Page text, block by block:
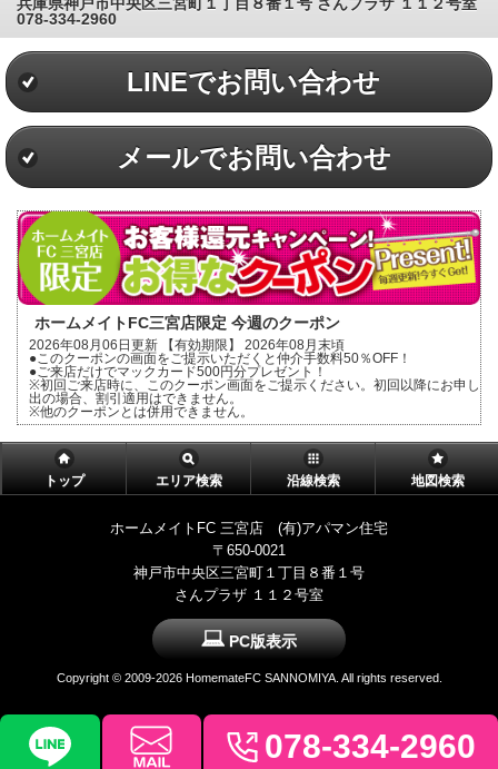
078-334-2960
LINEでお問い合わせ
メールでお問い合わせ
ホームメイトFC三宮店限定 今週のクーポン
2026年08月06日更新 【有効期限】 2026年08月末頃
●このクーポンの画面をご提示いただくと仲介手数料50％OFF！
●ご来店だけでマックカード500円分プレゼント！
※初回ご来店時に、このクーポン画面をご提示ください。初回以降にお申し
出の場合、割引適用はできません。
※他のクーポンとは併用できません。
トップ エリア検索 沿線検索 地図検索
ホームメイトFC 三宮店 (有)アパマン住宅
〒650-0021
神戸市中央区三宮町１丁目８番１号
さんプラザ １１２号室
078-334-2960
PC版表示
Copyright © 2009-2026 HomemateFC SANNOMIYA. All rights reserved.